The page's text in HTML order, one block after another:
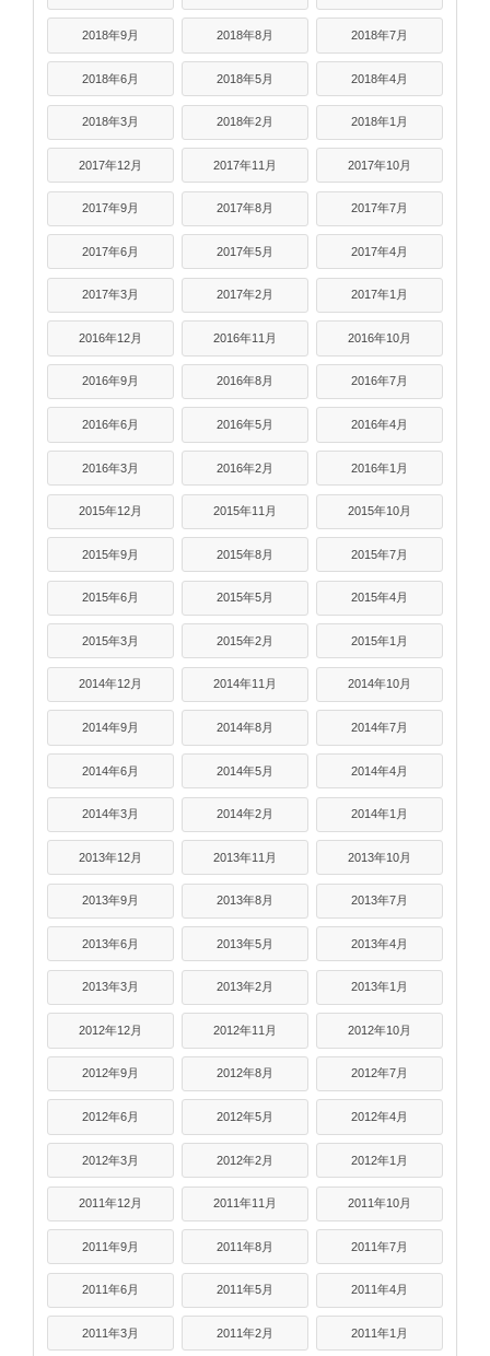
2018年9月 2018年8月 2018年7月
2018年6月 2018年5月 2018年4月
2018年3月 2018年2月 2018年1月
2017年12月 2017年11月 2017年10月
2017年9月 2017年8月 2017年7月
2017年6月 2017年5月 2017年4月
2017年3月 2017年2月 2017年1月
2016年12月 2016年11月 2016年10月
2016年9月 2016年8月 2016年7月
2016年6月 2016年5月 2016年4月
2016年3月 2016年2月 2016年1月
2015年12月 2015年11月 2015年10月
2015年9月 2015年8月 2015年7月
2015年6月 2015年5月 2015年4月
2015年3月 2015年2月 2015年1月
2014年12月 2014年11月 2014年10月
2014年9月 2014年8月 2014年7月
2014年6月 2014年5月 2014年4月
2014年3月 2014年2月 2014年1月
2013年12月 2013年11月 2013年10月
2013年9月 2013年8月 2013年7月
2013年6月 2013年5月 2013年4月
2013年3月 2013年2月 2013年1月
2012年12月 2012年11月 2012年10月
2012年9月 2012年8月 2012年7月
2012年6月 2012年5月 2012年4月
2012年3月 2012年2月 2012年1月
2011年12月 2011年11月 2011年10月
2011年9月 2011年8月 2011年7月
2011年6月 2011年5月 2011年4月
2011年3月 2011年2月 2011年1月